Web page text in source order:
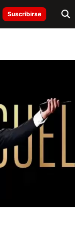
Suscribirse